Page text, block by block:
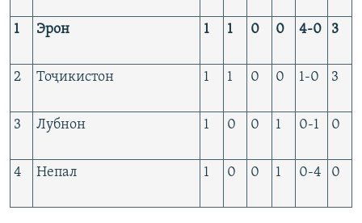
1 Эрон 1 1 0 0 4-0 3
2 Тоҷикистон 1 1 0 0 1-0 3
3 Лубнон 1 0 0 1 0-1 0
4 Непал 1 0 0 1 0-4 0